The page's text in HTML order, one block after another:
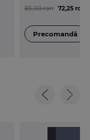
85,00 ron 72,25 ron